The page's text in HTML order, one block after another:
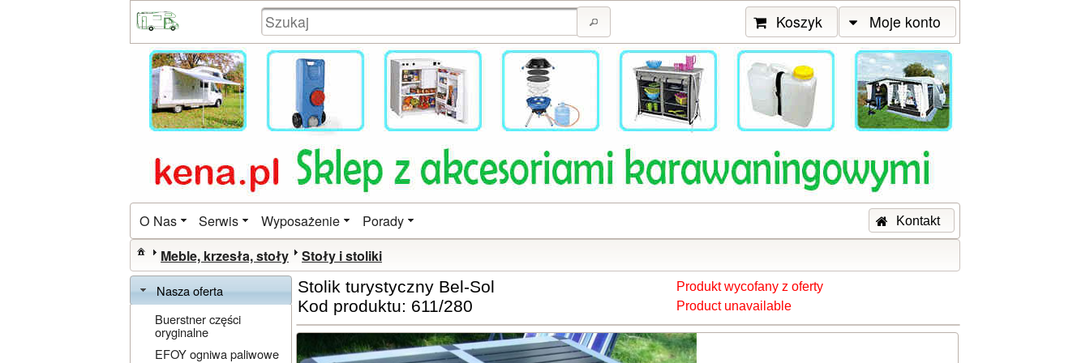
Koszyk Moje konto
O Nas Serwis Wyposażenie Porady Kontakt
Meble, krzesła, stoły Stoły i stoliki
Nasza oferta
Buerstner części
oryginalne
EFOY ogniwa paliwowe
Stolik turystyczny Bel-Sol
Kod produktu: 611/280
Produkt wycofany z oferty
Product unavailable